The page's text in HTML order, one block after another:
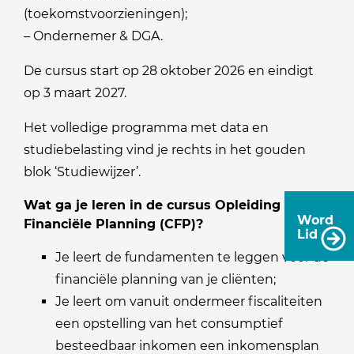
Word
Lid
(toekomstvoorzieningen);
– Ondernemer & DGA.
De cursus start op 28 oktober 2026 en eindigt
op 3 maart 2027.
Het volledige programma met data en
studiebelasting vind je rechts in het gouden
blok ‘Studiewijzer’.
Wat ga je leren in de cursus Opleiding
Financiële Planning (CFP)?
Je leert de fundamenten te leggen voor de
financiële planning van je cliënten;
Je leert om vanuit ondermeer fiscaliteiten
een opstelling van het consumptief
besteedbaar inkomen een inkomensplan